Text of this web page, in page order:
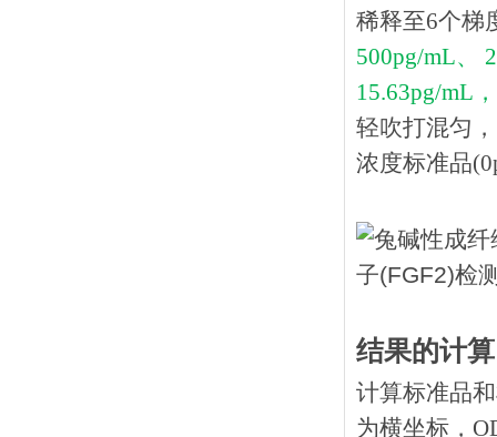
稀释至6个梯
500pg/mL、
15.63pg/mL，
轻吹打混匀
浓度标准品
结果的计算
计算标准品
为横坐标，